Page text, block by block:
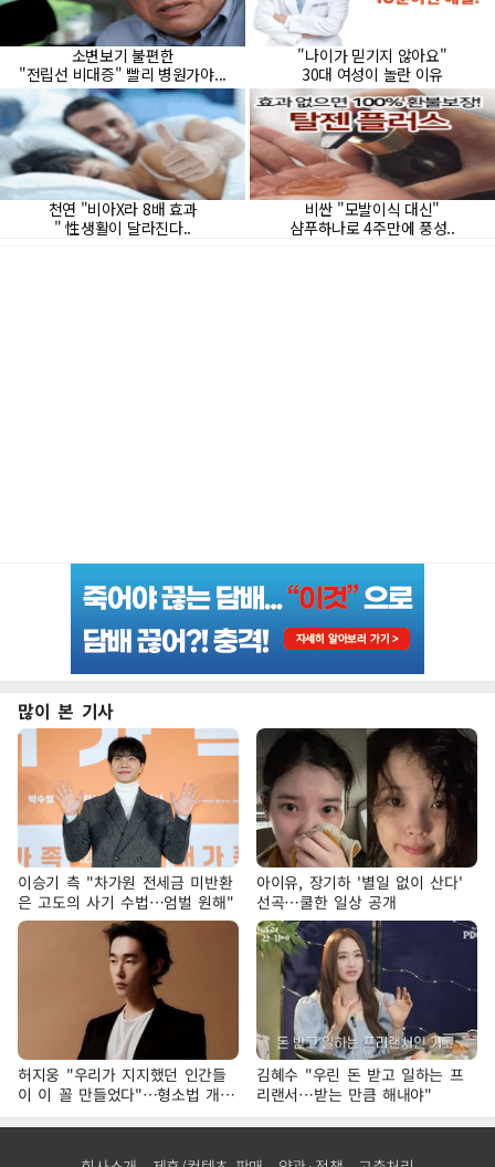
많이 본 기사
이승기 측 "차가원 전세금 미반환
은 고도의 사기 수법…엄벌 원해"
아이유, 장기하 '별일 없이 산다'
선곡…쿨한 일상 공개
허지웅 "우리가 지지했던 인간들
이 이 꼴 만들었다"…형소법 개정
에 격한 반응
김혜수 "우린 돈 받고 일하는 프
리랜서…받는 만큼 해내야"